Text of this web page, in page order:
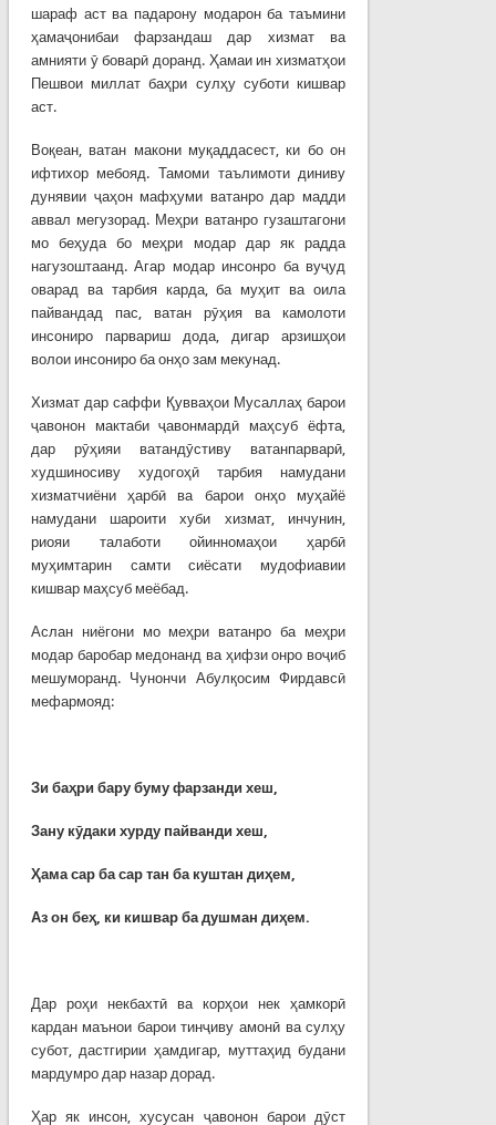
шараф аст ва падарону модарон ба таъмини
ҳамаҷонибаи фарзандаш дар хизмат ва
амнияти ӯ боварӣ доранд. Ҳамаи ин хизматҳои
Пешвои миллат баҳри сулҳу суботи кишвар
аст.
Воқеан, ватан макони муқаддасест, ки бо он
ифтихор мебояд. Тамоми таълимоти диниву
дунявии ҷаҳон мафҳуми ватанро дар мадди
аввал мегузорад. Меҳри ватанро гузаштагони
мо беҳуда бо меҳри модар дар як радда
нагузоштаанд. Агар модар инсонро ба вуҷуд
оварад ва тарбия карда, ба муҳит ва оила
пайвандад пас, ватан рӯҳия ва камолоти
инсониро парвариш дода, дигар арзишҳои
волои инсониро ба онҳо зам мекунад.
Хизмат дар саффи Қувваҳои Мусаллаҳ барои
ҷавонон мактаби ҷавонмардӣ маҳсуб ёфта,
дар рӯҳияи ватандӯстиву ватанпарварӣ,
худшиносиву худогоҳӣ тарбия намудани
хизматчиёни ҳарбӣ ва барои онҳо муҳайё
намудани шароити хуби хизмат, инчунин,
риояи талаботи ойинномаҳои ҳарбӣ
муҳимтарин самти сиёсати мудофиавии
кишвар маҳсуб меёбад.
Аслан ниёгони мо меҳри ватанро ба меҳри
модар баробар медонанд ва ҳифзи онро воҷиб
мешуморанд. Чунончи Абулқосим Фирдавсӣ
мефармояд:
Зи баҳри бару буму фарзанди хеш,
Зану кӯдаки хурду пайванди хеш,
Ҳама сар ба сар тан ба куштан диҳем,
Аз он беҳ, ки кишвар ба душман диҳем.
Дар роҳи некбахтӣ ва корҳои нек ҳамкорӣ
кардан маънои барои тинҷиву амонӣ ва сулҳу
субот, дастгирии ҳамдигар, муттаҳид будани
мардумро дар назар дорад.
Ҳар як инсон, хусусан ҷавонон барои дӯст